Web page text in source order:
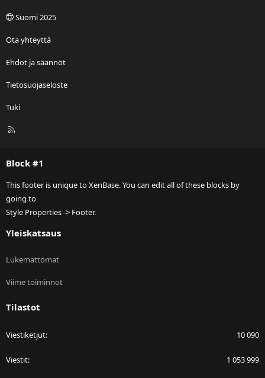
Suomi 2025
Ota yhteyttä
Ehdot ja säännöt
Tietosuojaseloste
Tuki
R
Block #1
This footer is unique to XenBase. You can edit all of these blocks by
going to
Style Properties -> Footer.
Yleiskatsaus
Lukemattomat
Viime toiminnot
Tilastot
Viestiketjut 10 090
Viestit 1 053 999